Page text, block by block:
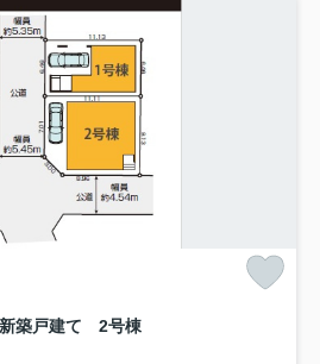
築戸建て 2号棟